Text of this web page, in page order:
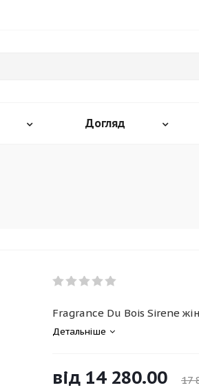
Догляд
Fragrance Du Bois Sirene
Детальніше
від 14 280.00 17